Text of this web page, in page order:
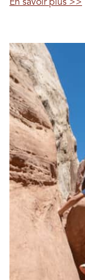
En savoir plus >>